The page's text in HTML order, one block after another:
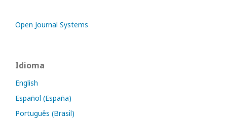
Open Journal Systems
Idioma
English
Español (España)
Português (Brasil)